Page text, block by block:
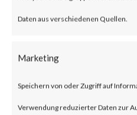
Daten aus verschiedenen Quellen.
Marketing
Speichern von oder Zugriff auf
Verwendung reduzierter Daten zur
What is the
CVE-2023-
injection
Operations for